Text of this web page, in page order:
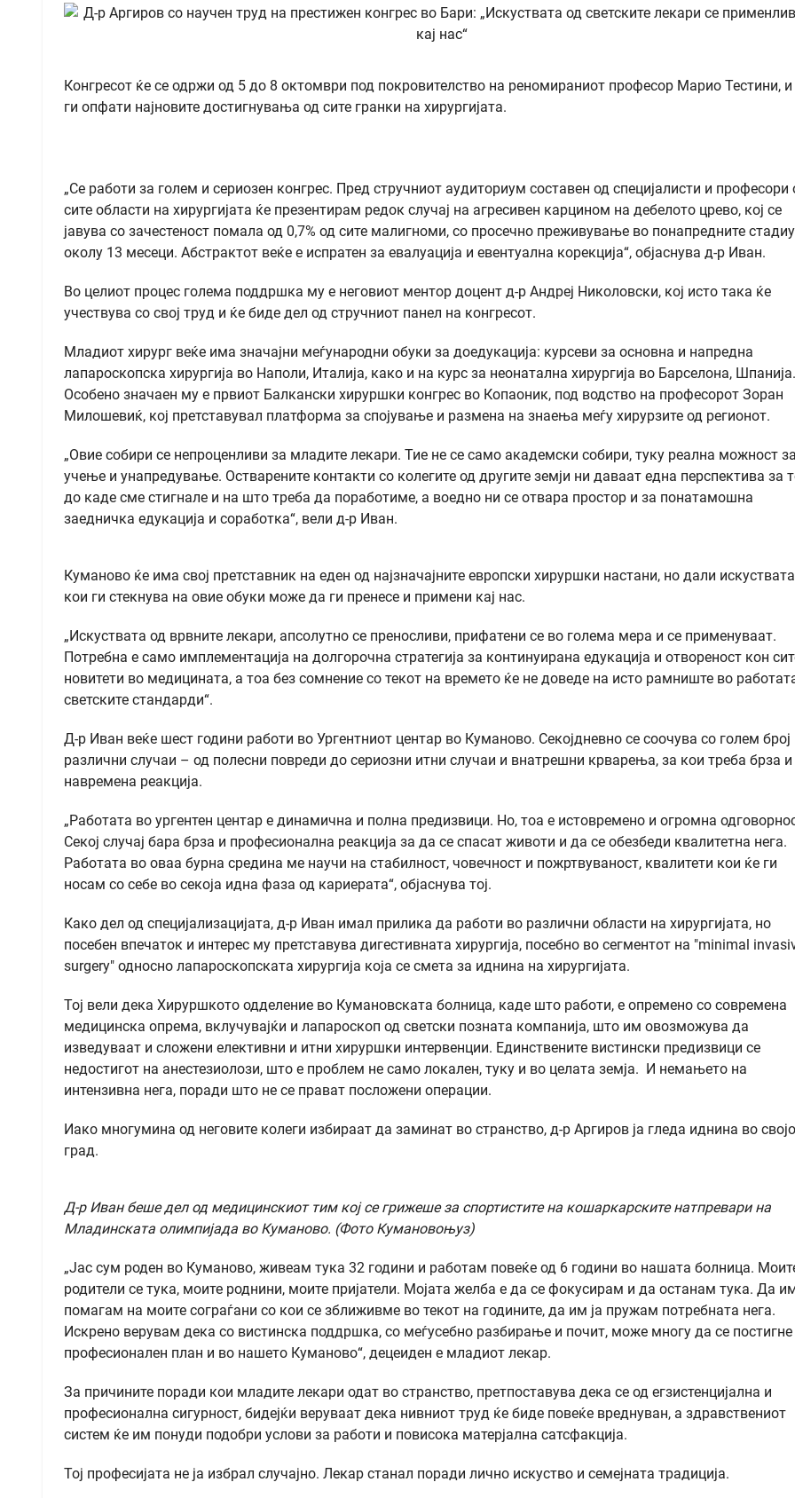
Конгресот ќе се одржи од 5 до 8 октомври под покровителство на реномираниот професор Марио Тестини, и
ги опфати најновите достигнувања од сите гранки на хирургијата.
„Се работи за голем и сериозен конгрес. Пред стручниот аудиториум составен од специјалисти и професори
сите области на хирургијата ќе презентирам редок случај на агресивен карцином на дебелото црево, кој се
јавува со зачестеност помала од 0,7% од сите малигноми, со просечно преживување во понапредните
околу 13 месеци. Абстрактот веќе е испратен за евалуација и евентуална корекција“, објаснува д-р Иван.
Во целиот процес голема поддршка му е неговиот ментор доцент д-р Андреј Николовски, кој исто така ќе
учествува со свој труд и ќе биде дел од стручниот панел на конгресот.
Младиот хирург веќе има значајни меѓународни обуки за доедукација: курсеви за основна и напредна
лапароскопска хирургија во Наполи, Италија, како и на курс за неонатална хирургија во Барселона, Шпанија.
Особено значаен му е првиот Балкански хируршки конгрес во Копаоник, под водство на професорот Зоран
Милошевиќ, кој претставувал платформа за спојување и размена на знаења меѓу хирурзите од регионот.
„Овие собири се непроценливи за младите лекари. Тие не се само академски собири, туку реална можност за
учење и унапредување. Остварените контакти со колегите од другите земји ни даваат една перспектива за
до каде сме стигнале и на што треба да поработиме, а воедно ни се отвара простор и за понатамошна
заедничка едукација и соработка“, вели д-р Иван.
Куманово ќе има свој претставник на еден од најзначајните европски хируршки настани, но дали искуствата
кои ги стекнува на овие обуки можe да ги пренесе и примени кај нас.
„Искуствата од врвните лекари, апсолутно се преносливи, прифатени се во голема мера и се применуваат.
Потребна е само имплементација на долгорочна стратегија за континуирана едукација и отвореност кон
новитети во медицината, а тоа без сомнение со текот на времето ќе не доведе на исто рамниште во
светските стандарди“.
Д-р Иван веќе шест години работи во Ургентниот центар во Куманово. Секојдневно се соочува со голем број
различни случаи – од полесни повреди до сериозни итни случаи и внатрешни крварења, за кои треба брза и
навремена реакција.
„Работата во ургентен центар е динамична и полна предизвици. Но, тоа е истовремено и огромна
Секој случај бара брза и професионална реакција за да се спасат животи и да се обезбеди квалитетна нега.
Работата во оваа бурна средина ме научи на стабилност, човечност и пожртвуваност, квалитети кои ќе ги
носам со себе во секоја идна фаза од кариерата“, објаснува тој.
Како дел од специјализацијата, д-р Иван имал прилика да работи во различни области на хирургијата, но
посебен впечаток и интерес му претставува дигестивната хирургија, посебно во сегментот на "minimal
surgery" односно лапароскопската хирургија која се смета за иднина на хирургијата.
Тој вели дека Хируршкото одделение во Кумановската болница, каде што работи, е опремено со современа
медицинска опрема, вклучувајќи и лапароскоп од светски позната компанија, што им овозможува да
изведуваат и сложени елективни и итни хируршки интервенции. Единствените вистински предизвици се
недостигот на анестезиолози, што е проблем не само локален, туку и во целата земја. И немањето на
интензивна нега, поради што не се прават посложени операции.
Иако многумина од неговите колеги избираат да заминат во странство, д-р Аргиров ја гледа иднина во
град.
Д-р Иван беше дел од медицинскиот тим кој се грижеше за спортистите на кошаркарските натпревари на
Младинската олимпијада во Куманово. (Фото Кумановоњуз)
„Јас сум роден во Куманово, живеам тука 32 години и работам повеќе од 6 години во нашата болница.
родители се тука, моите роднини, моите пријатели. Мојата желба е да се фокусирам и да останам тука. Да
помагам на моите сограѓани со кои се зближивме во текот на годините, да им ја пружам потребната нега.
Искрено верувам дека со вистинска поддршка, со меѓусебно разбирање и почит, може многу да се постигне
професионален план и во нашето Куманово“, децеиден е младиот лекар.
За причините поради кои младите лекари одат во странство, претпоставува дека се од егзистенцијална и
професионална сигурност, бидејќи веруваат дека нивниот труд ќе биде повеќе вреднуван, а здравствениот
систем ќе им понуди подобри услови за работи и повисока матерјална сатсфакција.
Тој професијата не ја избрал случајно. Лекар станал поради лично искуство и семејната традиција.